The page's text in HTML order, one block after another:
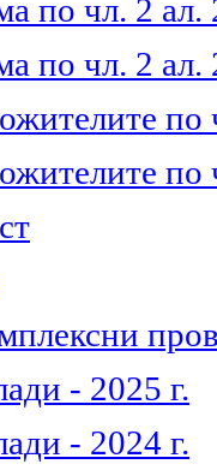
по чл. 2 ал.
по чл. 2 ал.
по
по
- 2025 г.
- 2024 г.